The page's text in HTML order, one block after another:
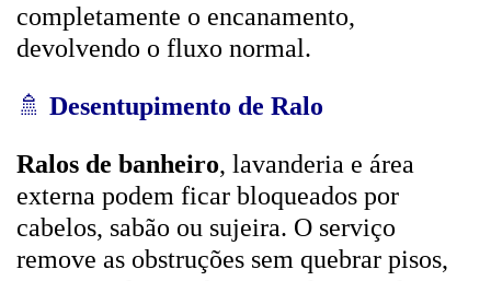
completamente o encanamento,
devolvendo o fluxo normal.
🚿 Desentupimento de Ralo
Ralos de banheiro, lavanderia e área
externa podem ficar bloqueados por
cabelos, sabão ou sujeira. O serviço
remove as obstruções sem quebrar pisos,